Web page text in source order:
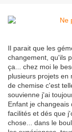
Il parait que les
changement, qu'ils
ça... chez moi le
plusieurs projets en
de chemise c'est
souvienne j'ai
Enfant je
facilités et dés que
chose... dans le